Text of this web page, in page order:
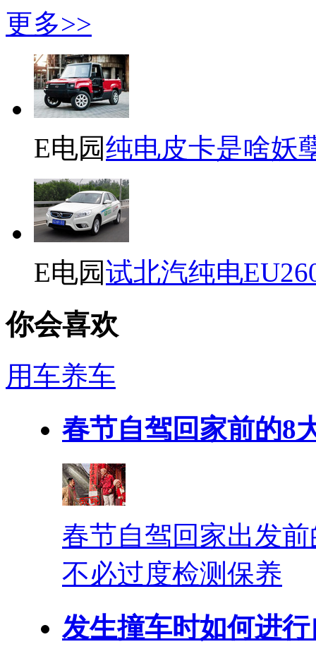
更多>>
E电园纯电皮卡是啥妖
E电园试北汽纯电
你会喜欢
用车养车
春节自驾回家前的8
春节自驾回家出发
不必过度检测保养
发生撞车时如何进